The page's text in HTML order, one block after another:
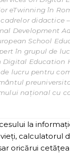
eTwinning în
didactice
Development
School
în grupul de
Digital Education
lucru pentru
național cu
la
calculatorul
oricărui